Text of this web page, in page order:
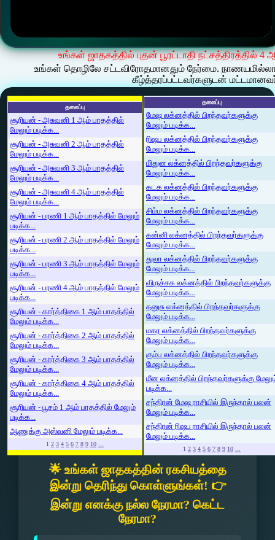
உங்கள் ஜாதகத்தில் புதன் பூரட்டாதி நட்சத்திரத்தில்
உங்கள் தொழிலே சட்டவிரோதமானதும் நேர்மை.
கீழ்த்தரப்பட்டவர்களுடன்
தலைப்பு
சூரியன் - அசுவனி 1 ஆம் பாதத்தில்
மேலும் படிக்க...
சூரியன் - அசுவனி 2 ஆம் பாதத்தில்
மேலும் படிக்க...
சூரியன் - அசுவனி 3 ஆம் பாதத்தில்
மேலும் படிக்க...
சூரியன் - அசுவனி 4 ஆம் பாதத்தில்
மேலும் படிக்க...
சூரியன் - பரணி 1 ஆம் பாதத்தில் மேலும்
படிக்க...
சூரியன் - பரணி 2 ஆம் பாதத்தில் மேலும்
படிக்க...
சூரியன் - பரணி 3 ஆம் பாதத்தில் மேலும்
படிக்க...
சூரியன் - பரணி 4 ஆம் பாதத்தில் மேலும்
படிக்க...
சூரியன் - கார்த்திகை 1 ஆம் பாதத்தில்
மேலும் படிக்க...
சூரியன் - கார்த்திகை 2 ஆம் பாதத்தில்
மேலும் படிக்க...
சூரியன் - கார்த்திகை 3 ஆம் பாதத்தில்
மேலும் படிக்க...
சூரியன் - கார்த்திகை 4 ஆம் பாதத்தில்
மேலும் படிக்க...
சூரியன் - பூசம் 1 ஆம் பாதத்தில் மேலும்
படிக்க...
ஆணுக்கு அஸ்வனி மேலும் படிக்க...
1 2 3 4 5 6 7 8 9 10 ...
தலைப்பு
மேஷ லக்னத்தில் பிறந்தவர்களுக்கு
மேலும் படிக்க...
ரிஷப லக்னத்தில் பிறந்தவர்களுக்கு
மேலும் படிக்க...
மிதுன லக்னத்தில் பிறந்தவர்களுக்கு
மேலும் படிக்க...
கடக லக்னத்தில் பிறந்தவர்களுக்கு
மேலும் படிக்க...
சிம்ம லக்னத்தில் பிறந்தவர்களுக்கு
மேலும் படிக்க...
கன்னி லக்னத்தில் பிறந்தவர்களுக்கு
மேலும் படிக்க...
துலா லக்னத்தில் பிறந்தவர்களுக்கு
மேலும் படிக்க...
விருச்சக லக்னத்தில் பிறந்தவர்களுக்கு
மேலும் படிக்க...
தனுசு லக்னத்தில் பிறந்தவர்களுக்கு
மேலும் படிக்க...
மகர லக்னத்தில் பிறந்தவர்களுக்கு
மேலும் படிக்க...
கும்ப லக்னத்தில் பிறந்தவர்களுக்கு
மேலும் படிக்க...
மீன லக்னத்தில் பிறந்தவர்களுக்கு
படிக்க...
சந்திரன் மேஷ ராசியில் இருந்தால் பலன்
மேலும் படிக்க...
சந்திரன் ரிஷப ராசியில் இருந்தால் பலன்
மேலும் படிக்க...
1 2 3 4 5 6 7 8 9 10 ...
🌟 உங்கள் ஜாதகத்தின் ரகசியத்தை
இன்று தெரிந்து கொள்ளுங்கள்! 👉
இன்று எனக்கு நல்ல நேரமா? கெட்ட
நேரமா?